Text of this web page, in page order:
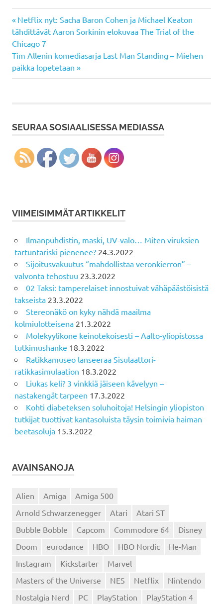
Artikkelien
selaus
Previous
Post:
Netflix nyt: Sacha Baron Cohen ja Michael Keaton
tähdittävät Aaron Sorkinin elokuvaa The Trial of the
Chicago 7
Next
Post:
Tim Allenin komediasarja Last Man Standing – Miehen
paikka lopetetaan
SEURAA SOSIAALISESSA MEDIASSA
VIIMEISIMMÄT ARTIKKELIT
Ilmanpuhdistin, maski, UV-valo… Miten viruksien
tartuntariski pienenee? 24.3.2022
Sijoitusvakuutus “mahdollistaa veronkierron” –
valvonta tehostuu 23.3.2022
02 Taksi: tamperelaiset innostuivat vähäpäästöisistä
takseista 23.3.2022
Stereonäkö on kyky nähdä maailma
kolmiulotteisena 21.3.2022
Molekyylikone keinotekoisesti – Aalto-yliopistossa
tutkimushanke 18.3.2022
Ratikkamuseo lanseeraa Sisulaattori-
ratikkasimulaation 18.3.2022
Liukas keli? 3 vinkkiä jäiseen kävelyyn –
nastakengät tarpeen 17.3.2022
Kohti diabeteksen soluhoitoja! Helsingin yliopiston
tutkijat tuottivat kantasoluista täysin toimivia haiman
beetasoluja 15.3.2022
AVAINSANOJA
Alien Amiga
Amiga 500
Arnold Schwarzenegger
Atari
Atari ST
Bubble Bobble
Capcom Commodore 64
Disney
Doom
eurodance HBO HBO Nordic
He-Man
Instagram
Kickstarter
Marvel
Masters of the Universe
NES Netflix
Nintendo
Nostalgia Nerd
PC PlayStation PlayStation 4